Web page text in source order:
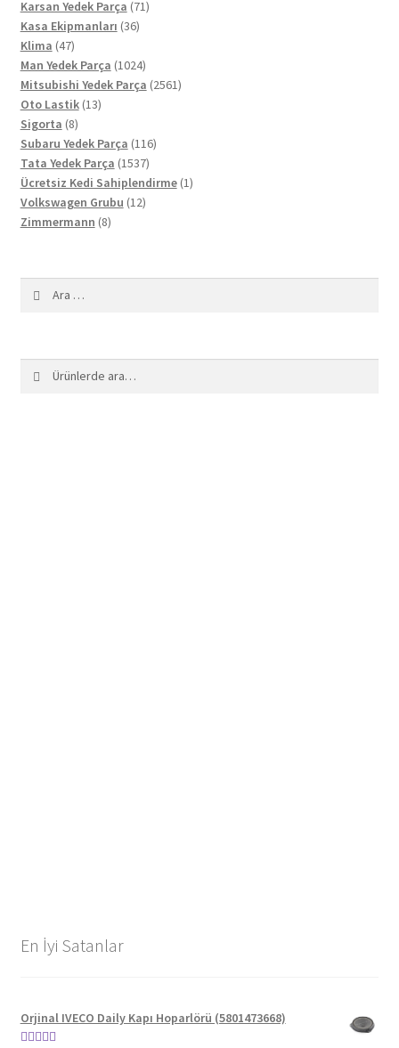
ürün
Karsan Yedek Parça 7171
Kasa Ekipmanları 3636
Klima 4747
ürün
Man Yedek Parça 10241024
ürün
Mitsubishi Yedek Parça 25612561
Oto Lastik 1313
Sigorta 88
ürün
Subaru Yedek Parça 116116
Tata Yedek Parça 15371537
ürün
Ücretsiz Kedi Sahiplendirme 11
Volkswagen Grubu 1212
Zimmermann 88
En İyi Satanlar
Orjinal IVECO Daily Kapı Hoparlörü (5801473668)